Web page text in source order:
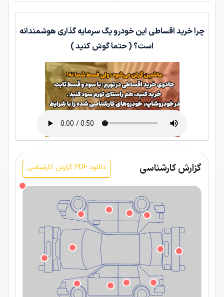
چرا خرید اقساطی این خودرو یگ سرمایه گذاری هوشمندانه
است؟ ( حتما گوش کنید )
گزارش کارشناسی دانلود PDF گزارش کارشناسی